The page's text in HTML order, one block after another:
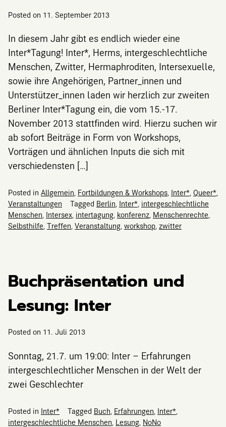
Posted on 11. September 2013
In diesem Jahr gibt es endlich wieder eine
Inter*Tagung! Inter*, Herms, intergeschlechtliche
Menschen, Zwitter, Hermaphroditen, Intersexuelle,
sowie ihre Angehörigen, Partner_innen und
Unterstützer_innen laden wir herzlich zur zweiten
Berliner Inter*Tagung ein, die vom 15.-17.
November 2013 stattfinden wird. Hierzu suchen wir
ab sofort Beiträge in Form von Workshops,
Vorträgen und ähnlichen Inputs die sich mit
verschiedensten […]
Posted in Allgemein, Fortbildungen & Workshops, Inter*, Queer*,
Veranstaltungen
Tagged Berlin, Inter*, intergeschlechtliche
Menschen, Intersex, intertagung, konferenz, Menschenrechte,
Selbsthilfe, Treffen, Veranstaltung, workshop, zwitter
Buchpräsentation und
Lesung: Inter
Posted on 11. Juli 2013
Sonntag, 21.7. um 19:00: Inter – Erfahrungen
intergeschlechtlicher Menschen in der Welt der
zwei Geschlechter
Posted in Inter* Tagged Buch Erfahrungen Inter*
intergeschlechtliche Menschen Lesung NoNo